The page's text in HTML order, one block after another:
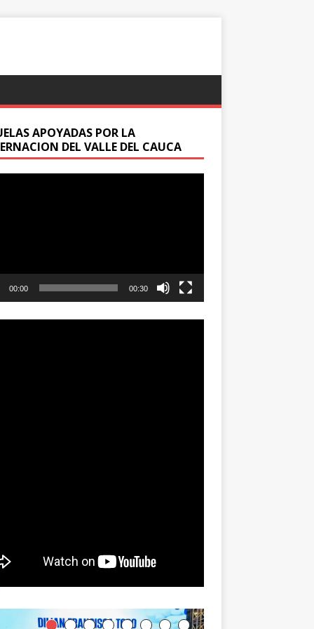
APOYADAS POR LA
DEL VALLE DEL CAUCA
00:00 00:30